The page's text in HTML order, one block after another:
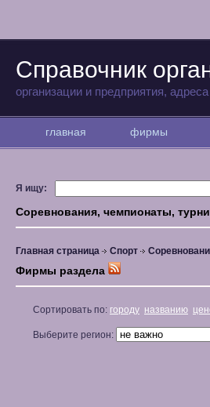
Справочник
организации и предприятия,
главная фирмы
Я ищу:
Соревнования, чемпионаты,
Главная страница Спорт
Фирмы раздела
Сортировать по: городу названию
Выберите регион: